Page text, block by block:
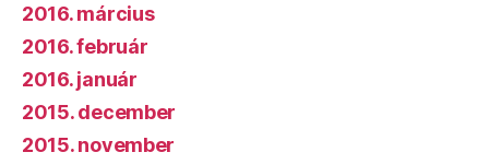
2016. március
2016. február
2016. január
2015. december
2015. november